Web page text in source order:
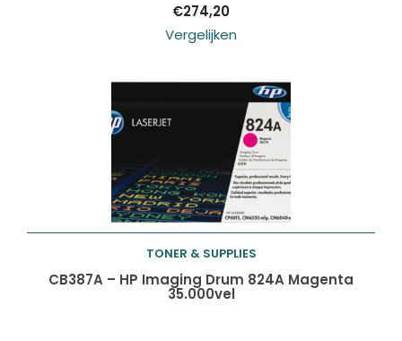
€274,20
Vergelijken
Toevoegen aan
TONER & SUPPLIES
CB387A – HP Imaging Drum 824A Magenta
35.000vel